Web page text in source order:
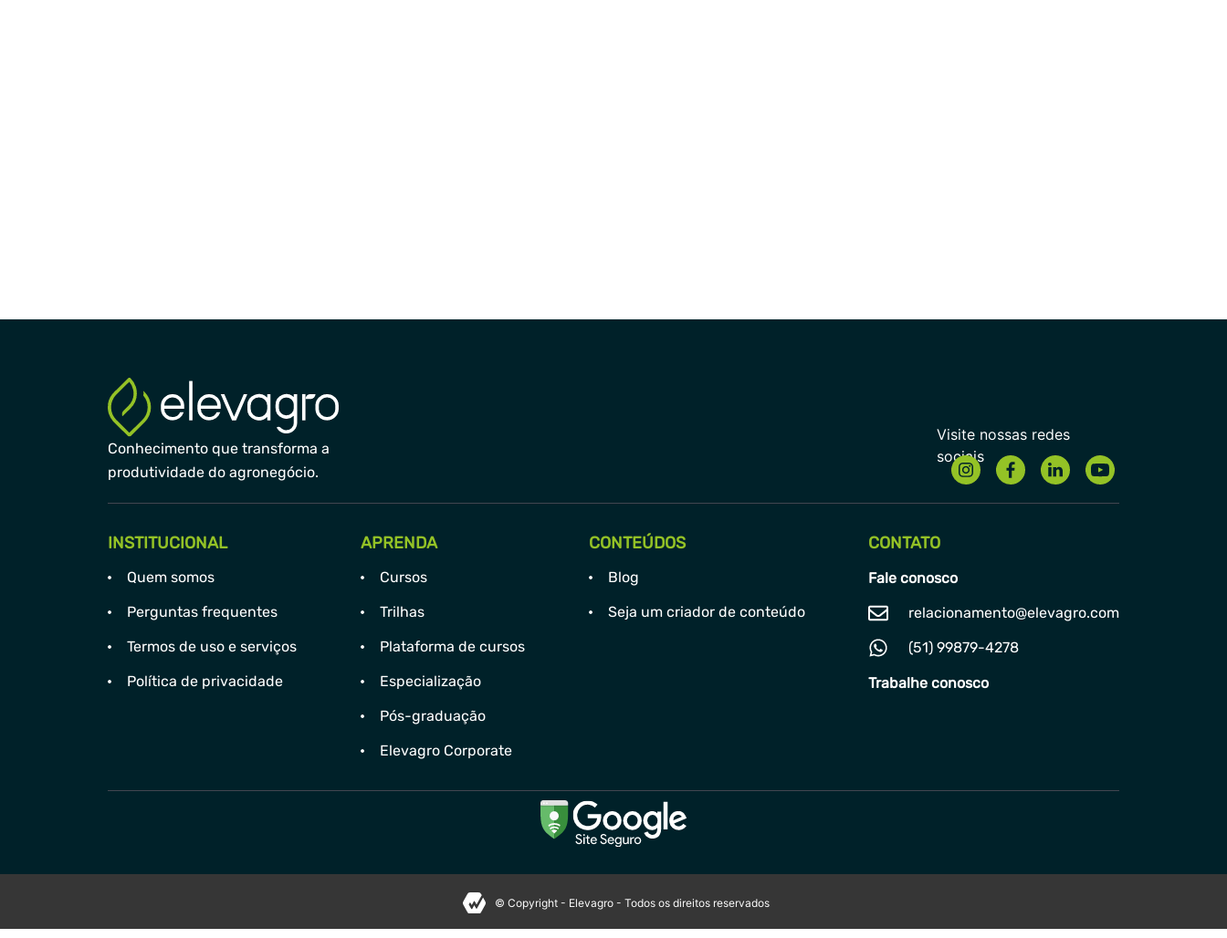
Conhecimento que transforma a
produtividade do agronegócio.
INSTITUCIONAL
Quem somos
Perguntas frequentes
Termos de uso e serviços
Política de privacidade
APRENDA
Cursos
Trilhas
Plataforma de cursos
Especialização
Pós-graduação
Elevagro Corporate
CONTEÚDOS
Blog
Seja um criador de conteúdo
CONTATO
Fale conosco
relacionamento@elevagro.com
(51) 99879-4278
Trabalhe conosco
© Copyright - Elevagro - Todos os direitos reservados